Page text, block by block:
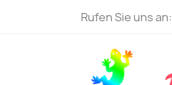
Rufen Sie uns an: